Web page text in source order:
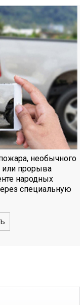
необычного
или прорыва
народных
специальную